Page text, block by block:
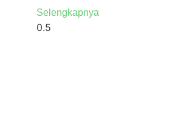
Selengkapnya